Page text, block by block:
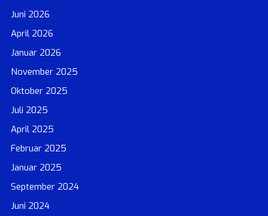
Juni 2026
April 2026
Januar 2026
November 2025
Oktober 2025
Juli 2025
April 2025
Februar 2025
Januar 2025
September 2024
Juni 2024